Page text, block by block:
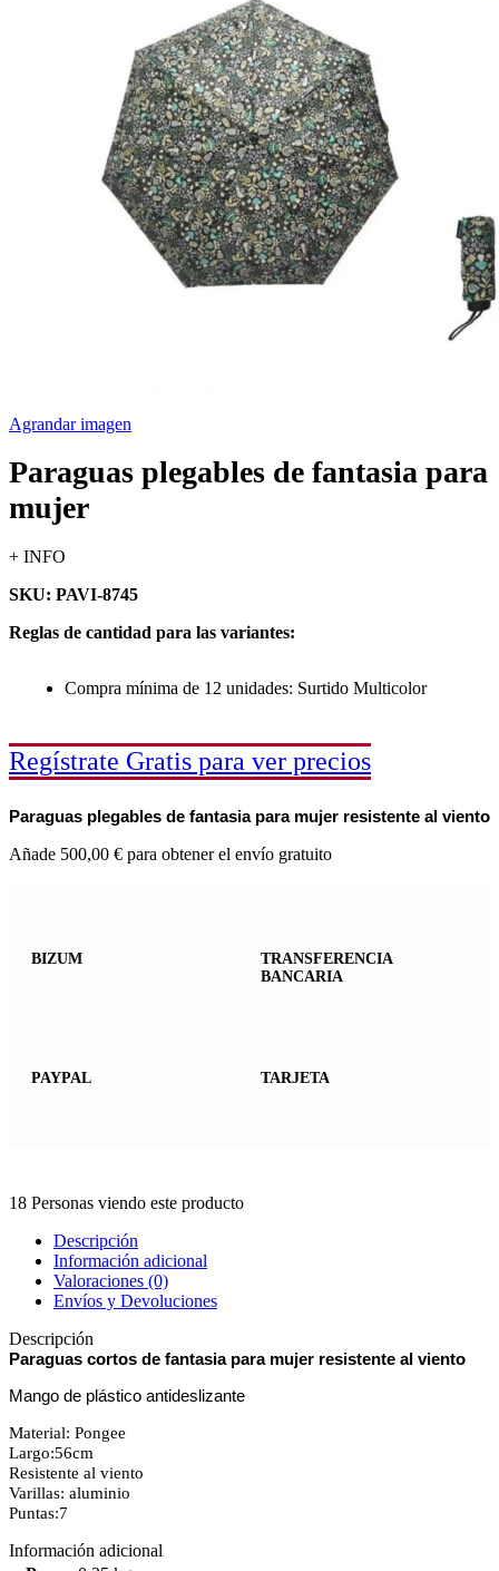
Agrandar imagen
Paraguas plegables de fantasia para
mujer
+ INFO
SKU: PAVI-8745
Reglas de cantidad para las variantes:
Compra mínima de 12 unidades: Surtido Multicolor
Regístrate Gratis para ver precios
Paraguas plegables de fantasia para mujer resistente al viento
Añade 500,00 € para obtener el envío gratuito
BIZUM
TRANSFERENCIA
BANCARIA
PAYPAL TARJETA
18 Personas viendo este producto
Descripción
Información adicional
Valoraciones (0)
Envíos y Devoluciones
Descripción
Paraguas cortos de fantasia para mujer resistente al viento
Mango de plástico antideslizante
Material: Pongee
Largo:56cm
Resistente al viento
Varillas: aluminio
Puntas:7
Información adicional